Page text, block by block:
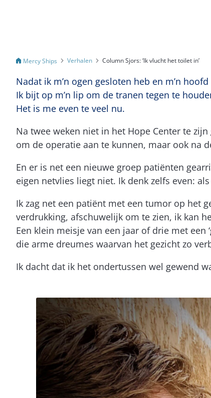
Mercy Ships Verhalen Column Sjors: ‘Ik vlucht het toilet in’
Nadat ik m’n ogen gesloten heb en m’n
Ik bijt op m’n lip om de tranen tegen te
Het is me even te veel nu.
Na twee weken niet in het Hope Center te
om de operatie aan te kunnen, maar ook na
En er is net een nieuwe groep patiënten
eigen netvlies liegt niet. Ik denk zelfs even:
Ik zag net een patiënt met een tumor op het
verdrukking, afschuwelijk om te zien, ik kan
Een klein meisje van een jaar of drie met
die arme dreumes waarvan het gezicht zo
Ik dacht dat ik het ondertussen wel gewend